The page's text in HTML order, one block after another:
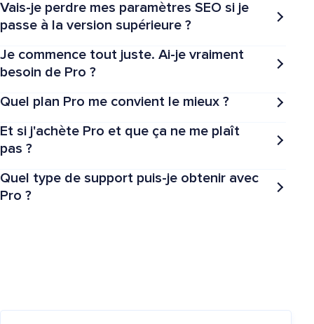
Vais-je perdre mes paramètres SEO si je
passe à la version supérieure ?
Je commence tout juste. Ai-je vraiment
besoin de Pro ?
Quel plan Pro me convient le mieux ?
Et si j'achète Pro et que ça ne me plaît
pas ?
Quel type de support puis-je obtenir avec
Pro ?